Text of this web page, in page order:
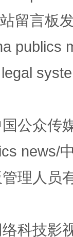
留言板
publics
公众传
news/
理人员
科技影